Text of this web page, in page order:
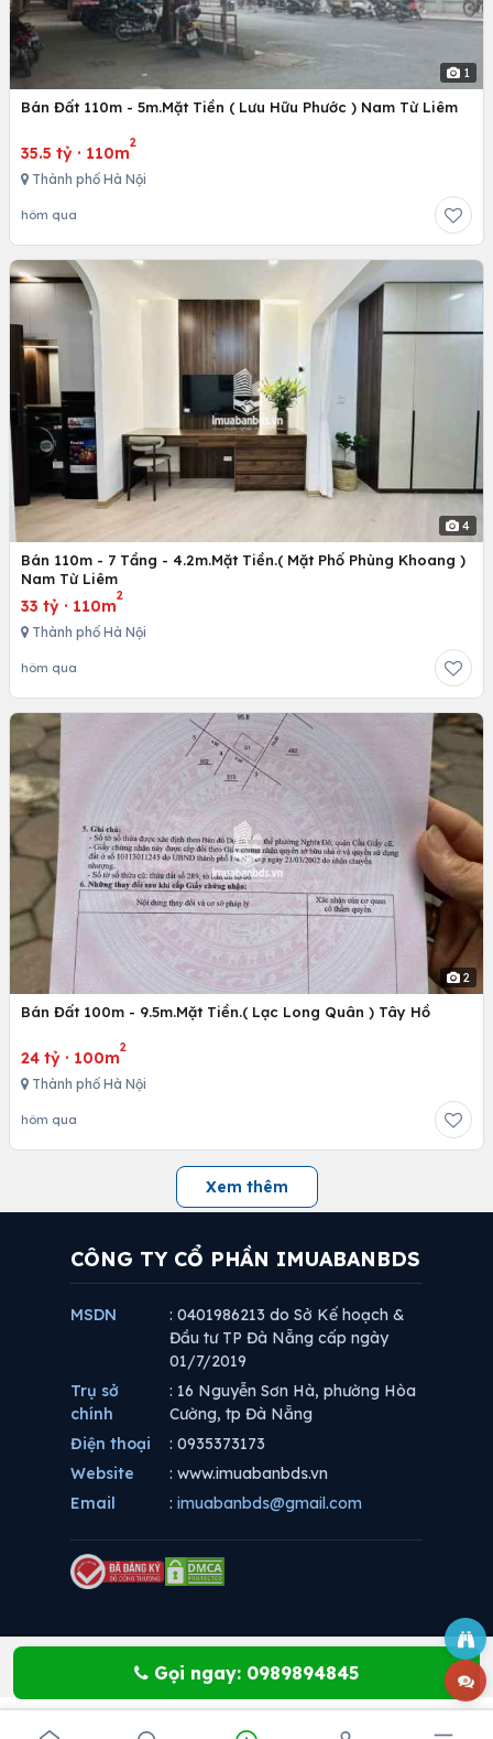
1
Bán Đất 110m - 5m.Mặt Tiền ( Lưu Hữu Phước ) Nam Từ Liêm
35.5 tỷ · 110m
2
Thành phố Hà Nội
hôm qua
4
Bán 110m - 7 Tầng - 4.2m.Mặt Tiền.( Mặt Phố Phùng Khoang )
Nam Từ Liêm
33 tỷ · 110m
2
Thành phố Hà Nội
hôm qua
2
Bán Đất 100m - 9.5m.Mặt Tiền.( Lạc Long Quân ) Tây Hồ
24 tỷ · 100m
2
Thành phố Hà Nội
hôm qua
Xem thêm
Gọi ngay: 0989894845
CÔNG TY CỔ PHẦN IMUABANBDS
MSDN
: 0401986213 do Sở Kế hoạch &
Đầu tư TP Đà Nẵng cấp ngày
01/7/2019
Trụ sở
chính
: 16 Nguyễn Sơn Hà, phường Hòa
Cường, tp Đà Nẵng
Điện thoại
: 0935373173
Website
: www.imuabanbds.vn
Email
: imuabanbds@gmail.com